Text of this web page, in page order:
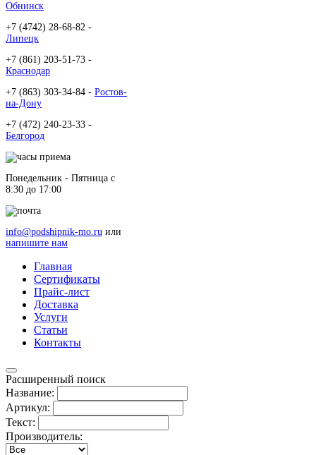
Обнинск
+7 (4742) 28-68-82 -
Липецк
+7 (861) 203-51-73 -
Краснодар
+7 (863) 303-34-84 - Ростов-
на-Дону
+7 (472) 240-23-33 -
Белгород
Понедельник - Пятница c
8:30 до 17:00
info@podshipnik-mo.ru или
напишите нам
Главная
Сертификаты
Прайс-лист
Доставка
Услуги
Статьи
Контакты
Расширенный поиск
Название:
Артикул:
Текст:
Производитель: